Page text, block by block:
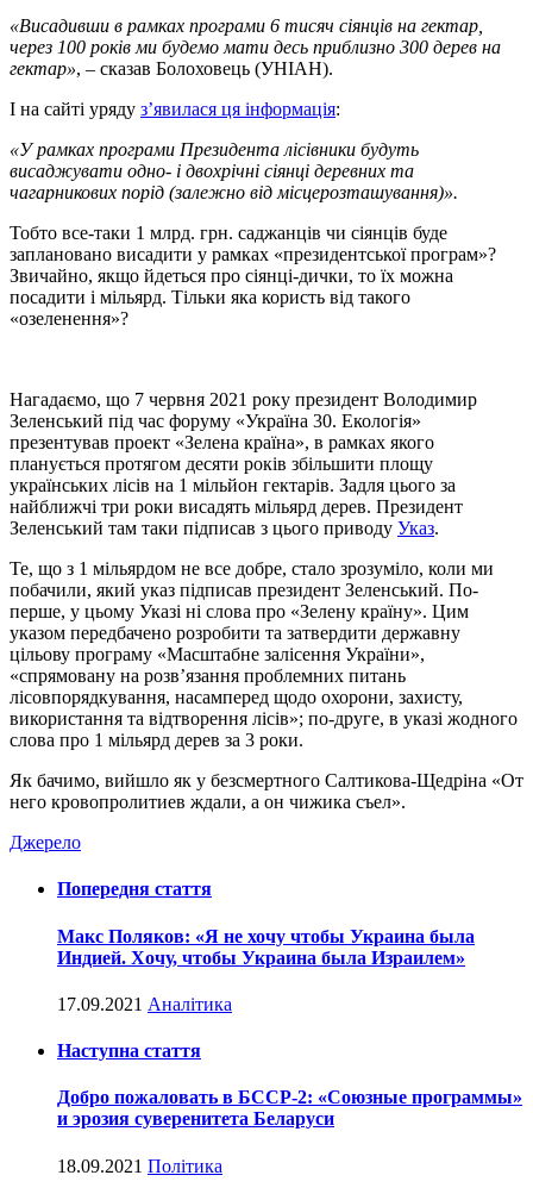
«Висадивши в рамках програми 6 тисяч сіянців на гектар,
через 100 років ми будемо мати десь приблизно 300 дерев на
гектар», – сказав Болоховець (УНІАН).
І на сайті уряду з’явилася ця інформація:
«У рамках програми Президента лісівники будуть
висаджувати одно- і двохрічні сіянці деревних та
чагарникових порід (залежно від місцерозташування)».
Тобто все-таки 1 млрд. грн. саджанців чи сіянців буде
заплановано висадити у рамках «президентської програм»?
Звичайно, якщо йдеться про сіянці-дички, то їх можна
посадити і мільярд. Тільки яка користь від такого
«озеленення»?
Нагадаємо, що 7 червня 2021 року президент Володимир
Зеленський під час форуму «Україна 30. Екологія»
презентував проект «Зелена країна», в рамках якого
планується протягом десяти років збільшити площу
українських лісів на 1 мільйон гектарів. Задля цього за
найближчі три роки висадять мільярд дерев. Президент
Зеленський там таки підписав з цього приводу Указ.
Те, що з 1 мільярдом не все добре, стало зрозуміло, коли ми
побачили, який указ підписав президент Зеленський. По-
перше, у цьому Указі ні слова про «Зелену країну». Цим
указом передбачено розробити та затвердити державну
цільову програму «Масштабне залісення України»,
«спрямовану на розв’язання проблемних питань
лісовпорядкування, насамперед щодо охорони, захисту,
використання та відтворення лісів»; по-друге, в указі жодного
слова про 1 мільярд дерев за 3 роки.
Як бачимо, вийшло як у безсмертного Салтикова-Щедріна «От
него кровопролитиев ждали, а он чижика съел».
Джерело
Попередня стаття
Макс Поляков: «Я не хочу чтобы Украина была
Индией. Хочу, чтобы Украина была Израилем»
17.09.2021 Аналітика
Наступна стаття
Добро пожаловать в БССР-2: «Союзные программы»
и эрозия суверенитета Беларуси
18.09.2021 Політика